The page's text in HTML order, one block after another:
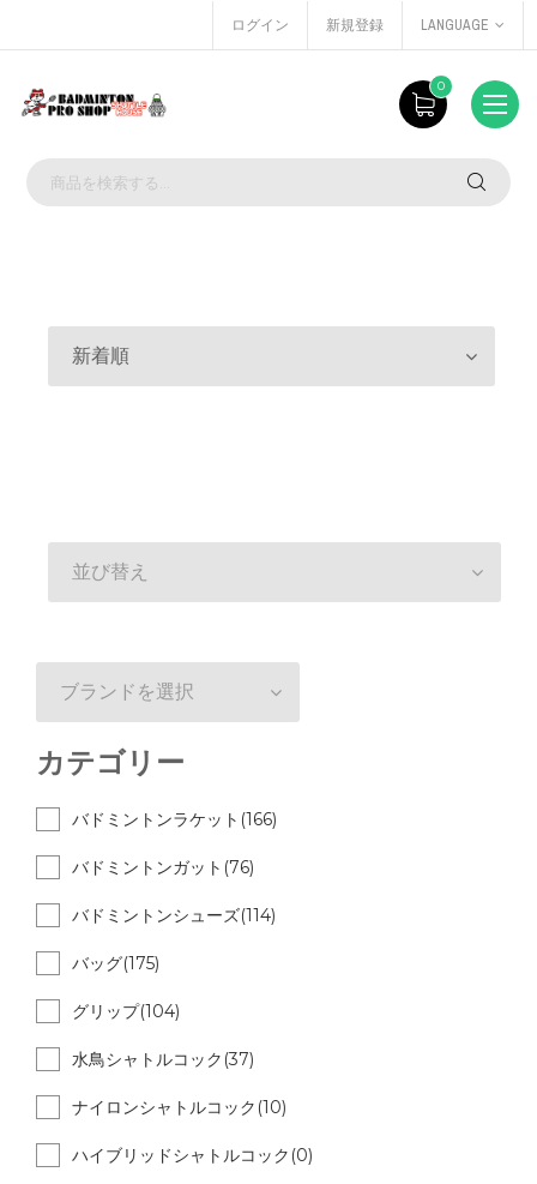
ログイン 新規登録 LANGUAGE
0
新着順
並び替え
ブランドを選択
カテゴリー
バドミントンラケット(166)
バドミントンガット(76)
バドミントンシューズ(114)
バッグ(175)
グリップ(104)
水鳥シャトルコック(37)
ナイロンシャトルコック(10)
ハイブリッドシャトルコック(0)